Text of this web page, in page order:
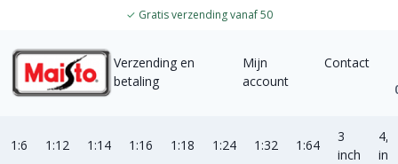
✓ Gratis verzending vanaf 50
Verzending en
betaling
Mijn
account
Contact
1:6 1:12 1:14 1:16 1:18 1:24 1:32 1:64
3
inch
4,5